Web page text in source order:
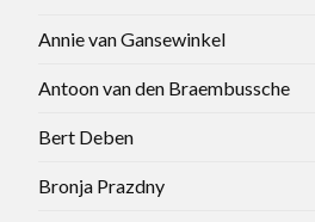
Annie van Gansewinkel
Antoon van den Braembussche
Bert Deben
Bronja Prazdny